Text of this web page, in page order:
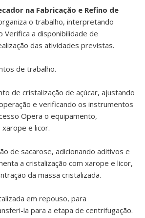
na Fabricação e Refino de
o trabalho, interpretando
Verifica a disponibilidade de
das atividades previstas.
de trabalho.
de cristalização de açúcar, ajustando
e verificando os instrumentos
Opera o equipamento,
e licor.
de sacarose, adicionando aditivos e
a cristalização com xarope e licor,
da massa cristalizada.
em repouso, para
la para a etapa de centrifugação.